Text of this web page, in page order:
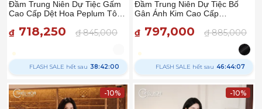
Đầm Trung Niên Dự Tiệc Gấm
Cao Cấp Dệt Hoa Peplum Tôn
₫ 718,250 ₫ 845,000
FLASH SALE hết sau 38:41:59
Đầm Trung Niên Dự Tiệc Bố
Gân Ánh Kim Cao Cấp
₫ 797,000 ₫ 885,000
FLASH SALE hết sau 46:44:06
-10% -10%